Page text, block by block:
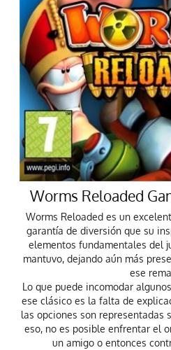
Worms Reloaded
Worms Reloaded es un
garantía de diversión que su
elementos fundamentales del
mantuvo, dejando aún más
ese
Lo que puede incomodar
ese clásico es la falta de
las opciones son representadas
eso, no es posible enfrentar el
un amigo o entonces